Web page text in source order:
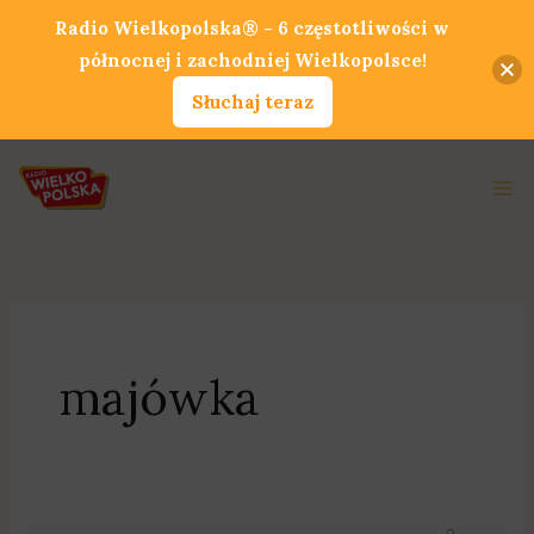
majówka
Radio Wielkopolska® - 6 częstotliwości w
północnej i zachodniej Wielkopolsce!
Słuchaj teraz